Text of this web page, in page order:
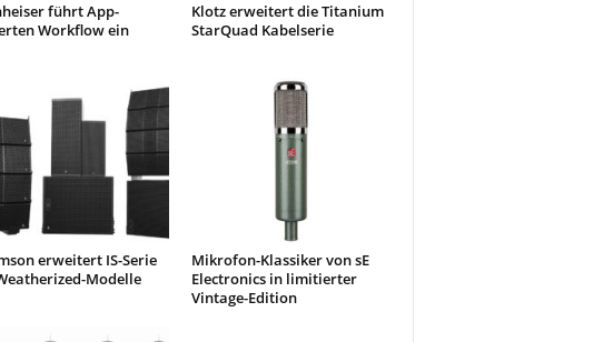
führt App-
Workflow ein
Klotz erweitert die Titanium
StarQuad Kabelserie
erweitert IS-Serie
Modelle
Mikrofon-Klassiker von sE
Electronics in limitierter
Vintage-Edition